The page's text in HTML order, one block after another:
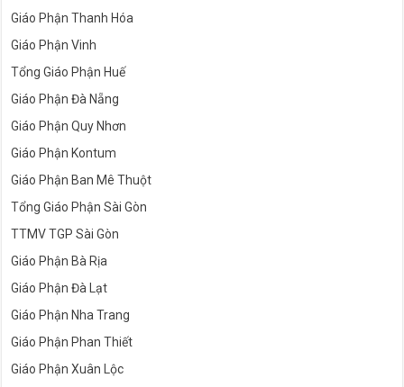
Giáo Phận Thanh Hóa
Giáo Phận Vinh
Tổng Giáo Phận Huế
Giáo Phận Đà Nẵng
Giáo Phận Quy Nhơn
Giáo Phận Kontum
Giáo Phận Ban Mê Thuột
Tổng Giáo Phận Sài Gòn
TTMV TGP Sài Gòn
Giáo Phận Bà Rịa
Giáo Phận Đà Lạt
Giáo Phận Nha Trang
Giáo Phận Phan Thiết
Giáo Phận Xuân Lộc